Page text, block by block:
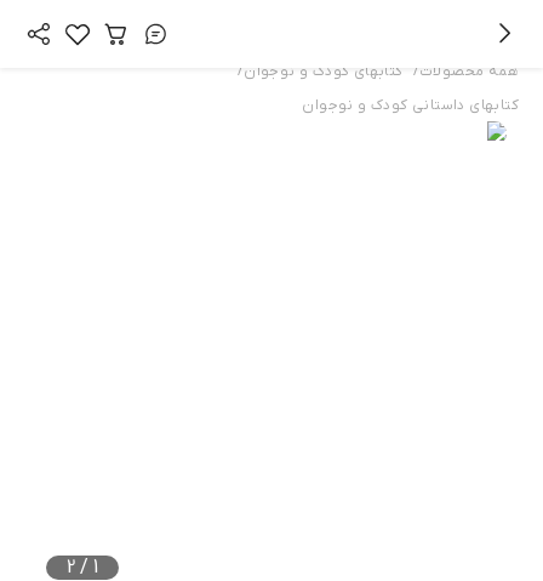
همه محصولات/ کتابهای کودک و نوجوان/
کتابهای داستانی کودک و نوجوان
1
/
2